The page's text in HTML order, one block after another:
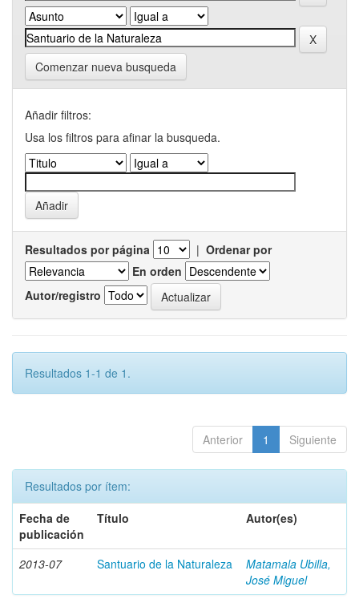
Comenzar nueva busqueda
Añadir filtros:
Usa los filtros para afinar la busqueda.
Resultados por página | Ordenar por
En orden
Autor/registro
Resultados 1-1 de 1.
Anterior 1 Siguiente
Resultados por ítem:
Fecha de
publicación
Título Autor(es)
2013-07 Santuario de la Naturaleza
Matamala Ubilla,
José Miguel